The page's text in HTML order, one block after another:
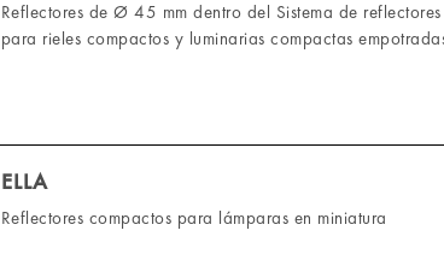
Reflectores de Ø 45 mm dentro del Sistema de reflectores
para rieles compactos y luminarias compactas
ELLA
Reflectores compactos para lámparas en miniatura